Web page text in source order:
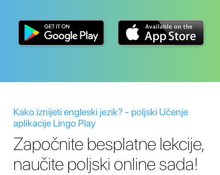
Kako iznijeti engleski jezik? - poljski Učenje
aplikacije Lingo Play
Započnite besplatne lekcije,
naučite poljski online sada!